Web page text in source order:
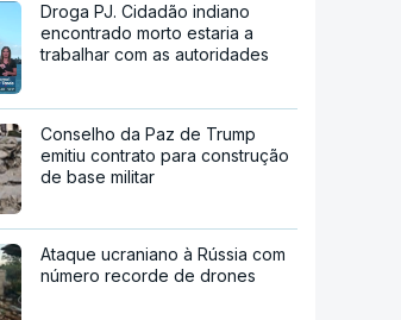
Droga PJ. Cidadão indiano
encontrado morto estaria a
trabalhar com as autoridades
Conselho da Paz de Trump
emitiu contrato para construção
de base militar
Ataque ucraniano à Rússia com
número recorde de drones